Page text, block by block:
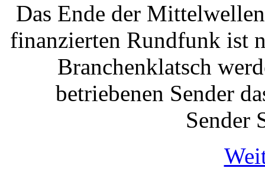
Das Ende der
finanzierten Rundfunk ist
Branchenklatsch
betriebenen Sender
Sender